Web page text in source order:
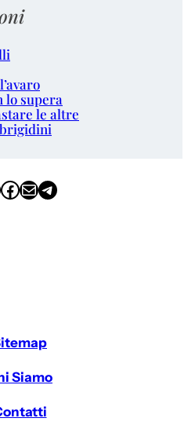
lo supera
le altre
brigidini
Facebook Email Telegram
Siamo